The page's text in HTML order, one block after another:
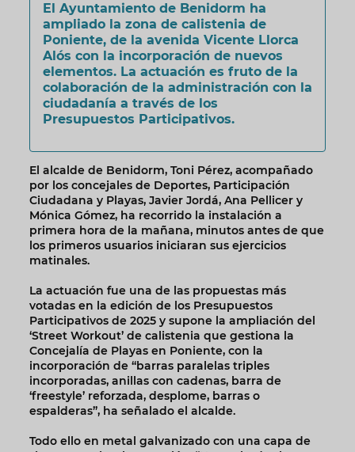
El Ayuntamiento de Benidorm ha
ampliado la zona de calistenia de
Poniente, de la avenida Vicente Llorca
Alós con la incorporación de nuevos
elementos. La actuación es fruto de la
colaboración de la administración con la
ciudadanía a través de los
Presupuestos Participativos.
El alcalde de Benidorm, Toni Pérez, acompañado
por los concejales de Deportes, Participación
Ciudadana y Playas, Javier Jordá, Ana Pellicer y
Mónica Gómez, ha recorrido la instalación a
primera hora de la mañana, minutos antes de que
los primeros usuarios iniciaran sus ejercicios
matinales.
La actuación fue una de las propuestas más
votadas en la edición de los Presupuestos
Participativos de 2025 y supone la ampliación del
‘Street Workout’ de calistenia que gestiona la
Concejalía de Playas en Poniente, con la
incorporación de “barras paralelas triples
incorporadas, anillas con cadenas, barra de
‘freestyle’ reforzada, desplome, barras o
espalderas”, ha señalado el alcalde.
Todo ello en metal galvanizado con una capa de